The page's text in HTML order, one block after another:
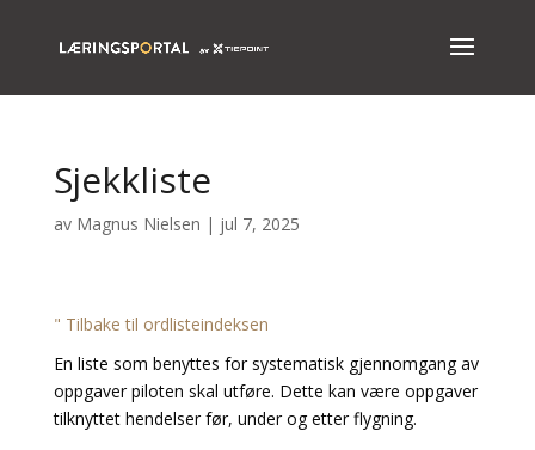
Sjekkliste
av Magnus Nielsen | jul 7, 2025
" Tilbake til ordlisteindeksen
En liste som benyttes for systematisk gjennomgang av
oppgaver piloten skal utføre. Dette kan være oppgaver
tilknyttet hendelser før, under og etter flygning.